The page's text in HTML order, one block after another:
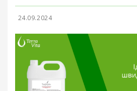
24.09.2024